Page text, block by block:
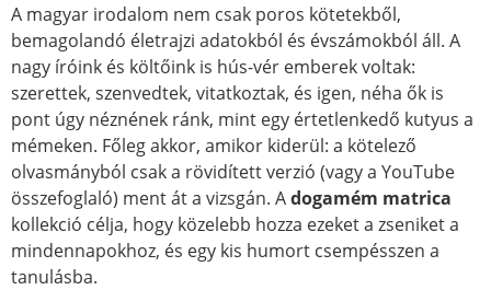
A magyar irodalom nem csak poros kötetekből,
bemagolandó életrajzi adatokból és évszámokból áll. A
nagy íróink és költőink is hús-vér emberek voltak:
szerettek, szenvedtek, vitatkoztak, és igen, néha ők is
pont úgy néznének ránk, mint egy értetlenkedő kutyus a
mémeken. Főleg akkor, amikor kiderül: a kötelező
olvasmányból csak a rövidített verzió (vagy a YouTube
összefoglaló) ment át a vizsgán. Adogamém matrica
kollekció célja, hogy közelebb hozza ezeket a zseniket a
mindennapokhoz, és egy kis humort csempésszen a
tanulásba.